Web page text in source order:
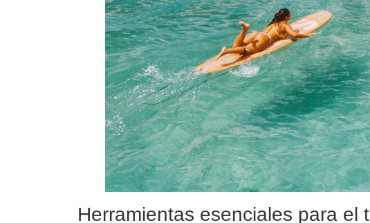
Herramientas esenciales para el